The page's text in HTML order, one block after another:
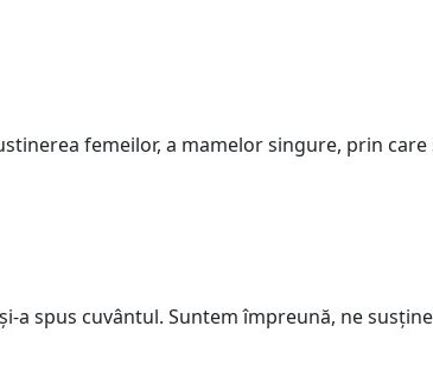
femeilor, a mamelor singure, prin
spus cuvântul. Suntem împreună, ne